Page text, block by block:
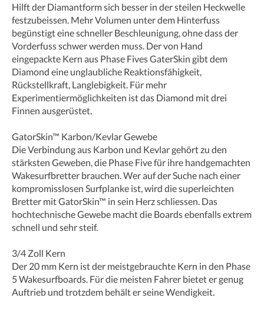
Hilft der Diamantform sich besser in der steilen Heckwelle
festzubeissen. Mehr Volumen unter dem Hinterfuss
begünstigt eine schneller Beschleunigung, ohne dass der
Vorderfuss schwer werden muss. Der von Hand
eingepackte Kern aus Phase Fives GaterSkin gibt dem
Diamond eine unglaubliche Reaktionsfähigkeit,
Rückstellkraft, Langlebigkeit. Für mehr
Experimentiermöglichkeiten ist das Diamond mit drei
Finnen ausgerüstet.
GatorSkin™ Karbon/Kevlar Gewebe
Die Verbindung aus Karbon und Kevlar gehört zu den
stärksten Geweben, die Phase Five für ihre handgemachten
Wakesurfbretter brauchen. Wer auf der Suche nach einer
kompromisslosen Surfplanke ist, wird die superleichten
Bretter mit GatorSkin™ in sein Herz schliessen. Das
hochtechnische Gewebe macht die Boards ebenfalls extrem
schnell und sehr steif.
3/4 Zoll Kern
Der 20 mm Kern ist der meistgebrauchte Kern in den Phase
5 Wakesurfboards. Für die meisten Fahrer bietet er genug
Auftrieb und trotzdem behält er seine Wendigkeit.